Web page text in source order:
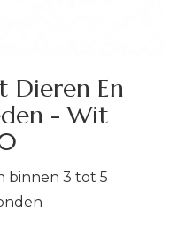
Dieren En
- Wit
binnen 3 tot 5